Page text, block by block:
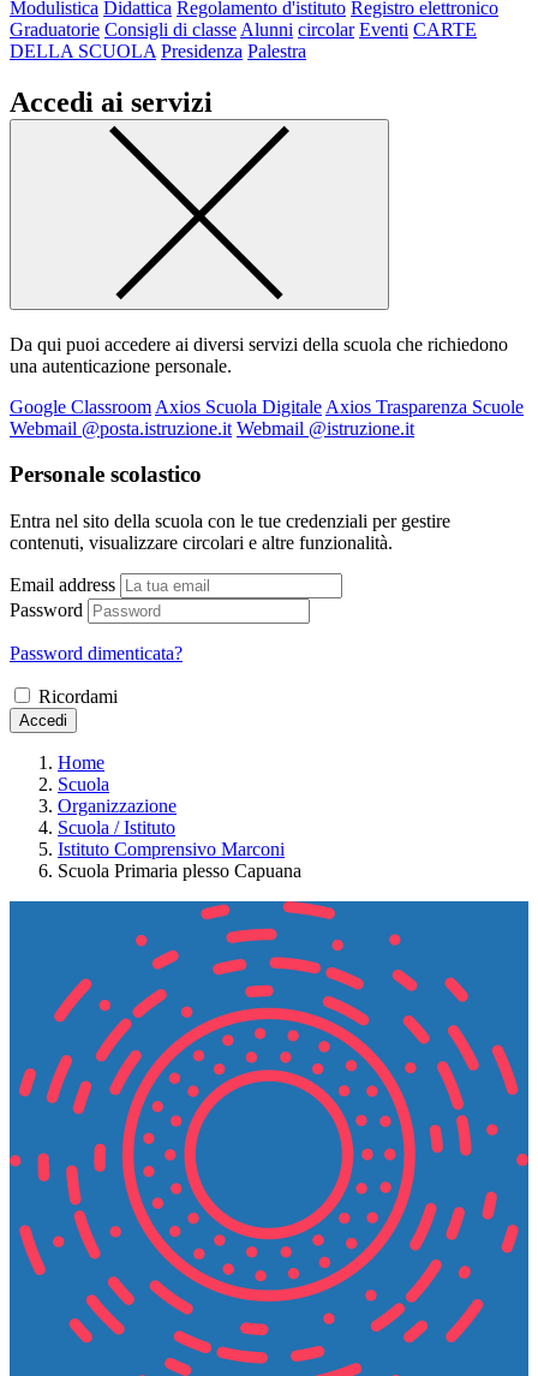
Modulistica Didattica Regolamento d'istituto Registro elettronico
Graduatorie Consigli di classe Alunni circolar Eventi CARTE
DELLA SCUOLA Presidenza Palestra
Accedi ai servizi
Da qui puoi accedere ai diversi servizi della scuola che richiedono
una autenticazione personale.
Google Classroom Axios Scuola Digitale Axios Trasparenza Scuole
Webmail @posta.istruzione.it Webmail @istruzione.it
Personale scolastico
Entra nel sito della scuola con le tue credenziali per gestire
contenuti, visualizzare circolari e altre funzionalità.
Email address
Password
Password dimenticata?
Ricordami
Accedi
Home
Scuola
Organizzazione
Scuola / Istituto
Istituto Comprensivo Marconi
Scuola Primaria plesso Capuana